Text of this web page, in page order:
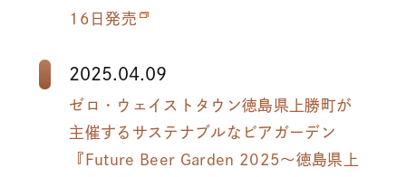
16日発売
2025.04.09
ゼロ・ウェイストタウン徳島県上勝町が
主催するサステナブルなビアガーデン
『Future Beer Garden 2025〜徳島県上